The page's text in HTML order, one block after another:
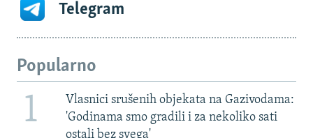
Telegram
Popularno
1
Vlasnici srušenih objekata na Gazivodama:
'Godinama smo gradili i za nekoliko sati
ostali bez svega'